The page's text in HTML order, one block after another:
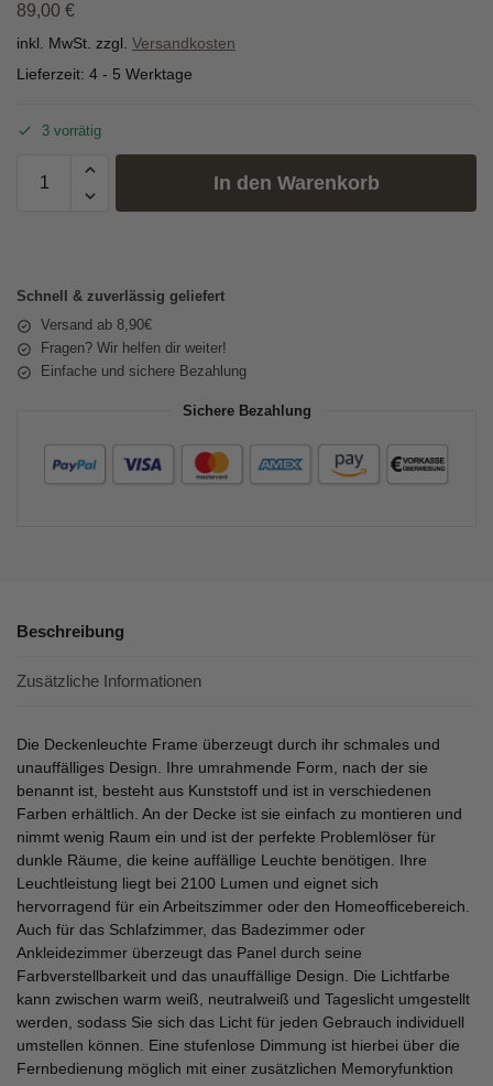
89,00 €
inkl. MwSt. zzgl. Versandkosten
Lieferzeit: 4 - 5 Werktage
3 vorrätig
In den Warenkorb
Schnell & zuverlässig geliefert
Versand ab 8,90€
Fragen? Wir helfen dir weiter!
Einfache und sichere Bezahlung
Sichere Bezahlung
Beschreibung
Zusätzliche Informationen
Die Deckenleuchte Frame überzeugt durch ihr schmales und
unauffälliges Design. Ihre umrahmende Form, nach der sie
benannt ist, besteht aus Kunststoff und ist in verschiedenen
Farben erhältlich. An der Decke ist sie einfach zu montieren und
nimmt wenig Raum ein und ist der perfekte Problemlöser für
dunkle Räume, die keine auffällige Leuchte benötigen. Ihre
Leuchtleistung liegt bei 2100 Lumen und eignet sich
hervorragend für ein Arbeitszimmer oder den Homeofficebereich.
Auch für das Schlafzimmer, das Badezimmer oder
Ankleidezimmer überzeugt das Panel durch seine
Farbverstellbarkeit und das unauffällige Design. Die Lichtfarbe
kann zwischen warm weiß, neutralweiß und Tageslicht umgestellt
werden, sodass Sie sich das Licht für jeden Gebrauch individuell
umstellen können. Eine stufenlose Dimmung ist hierbei über die
Fernbedienung möglich mit einer zusätzlichen Memoryfunktion